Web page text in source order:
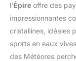
l’Épire offre des
impressionnantes
cristallines, idéales
sports en eaux
des Météores